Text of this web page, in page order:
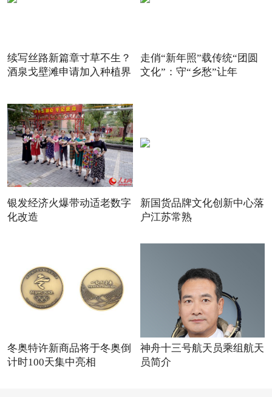
续写丝路新篇章寸草不生？
酒泉戈壁滩申请加入种植界
走俏“新年照”载传统“团圆
文化”：守“乡愁”让年
银发经济火爆带动适老数字
化改造
新国货品牌文化创新中心落
户江苏常熟
冬奥特许新商品将于冬奥倒
计时100天集中亮相
神舟十三号航天员乘组航天
员简介